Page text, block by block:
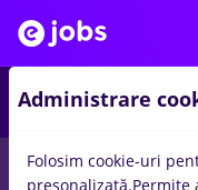
Administrare
Folosim cookie-uri
presonalizată.Permite